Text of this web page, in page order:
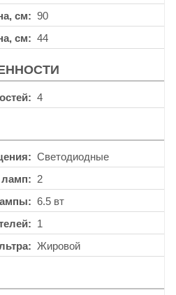
см
90
см
44
4
Светодиодные
2
6.5 вт
1
Жировой